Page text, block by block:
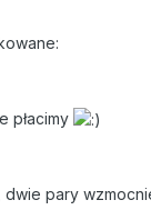
płacimy
pary